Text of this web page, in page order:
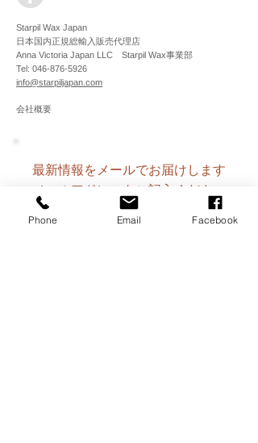
Starpil Wax Japan
日本国内正規総輸入販売代理店
Anna Victoria Japan LLC Starpil Wax事業部
Tel: 046-876-5926
info@starpiljapan.com
会社概要
最新情報をメールでお届けします
メールアドレスをご記入くださ
い。【注意】携帯のメアドには届
かない事があります。
Phone Email Facebook